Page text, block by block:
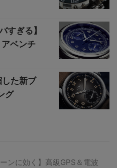
すぎる】
ベンチ
した新ブ
グ
ーンに効く】高級GPS＆電波